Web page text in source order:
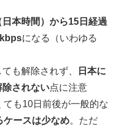
本時間）から15日経過
になる（いわゆる
も解除されず、
日本に
除されない点に注意
も10日前後が一般的な
ケースは少なめ 。ただ